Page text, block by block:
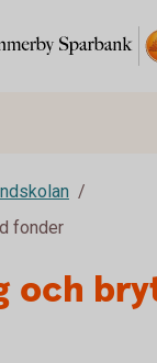
fonder
och